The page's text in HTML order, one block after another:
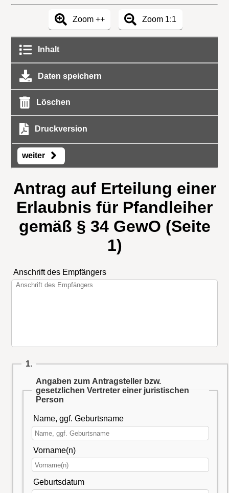
Zoom ++ Zoom 1:1
Inhalt
Daten speichern
Löschen
Druckversion
weiter
Antrag auf Erteilung einer
Erlaubnis für Pfandleiher
gemäß § 34 GewO (Seite
1)
Anschrift des Empfängers
1.
Angaben zum Antragsteller bzw.
gesetzlichen Vertreter einer juristischen
Person
Name, ggf. Geburtsname
Vorname(n)
Geburtsdatum